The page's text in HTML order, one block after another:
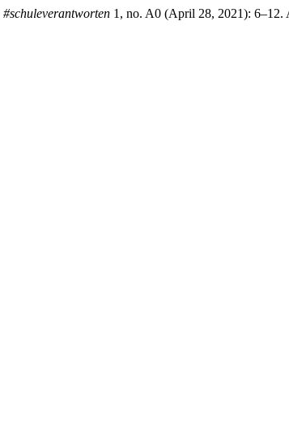
#schuleverantworten 1, no. A0 (April 28, 2021): 6–12.